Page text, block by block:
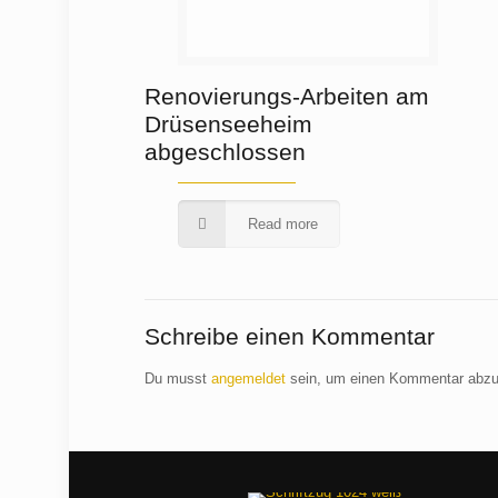
Renovierungs-Arbeiten am
Drüsenseeheim
abgeschlossen
Read more
Schreibe einen Kommentar
Du musstangemeldet sein, um einen Kommentar